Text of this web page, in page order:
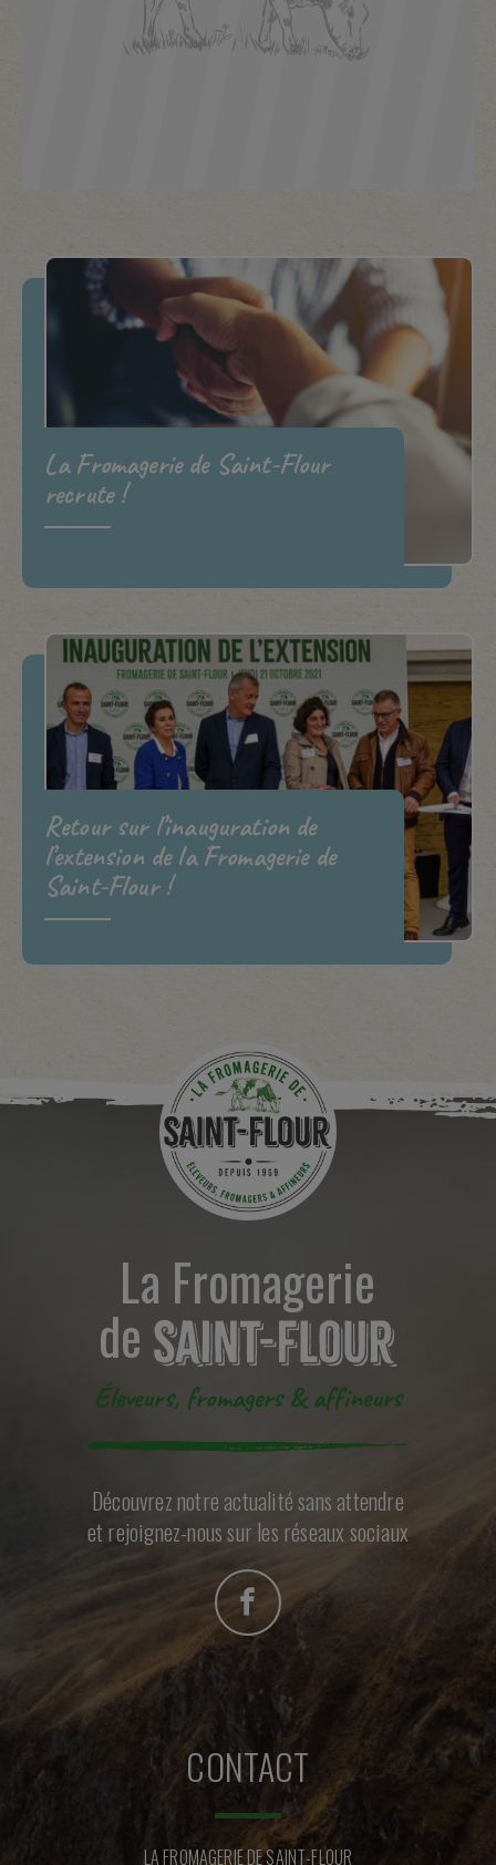
La Fromagerie de Saint-Flour
recrute !
Retour sur l’inauguration de
l’extension de la Fromagerie de
Saint-Flour !
La Fromagerie
de
Éleveurs, fromagers & affineurs
Découvrez notre actualité sans attendre
et rejoignez-nous sur les réseaux sociaux
CONTACT
LA FROMAGERIE DE SAINT-FLOUR